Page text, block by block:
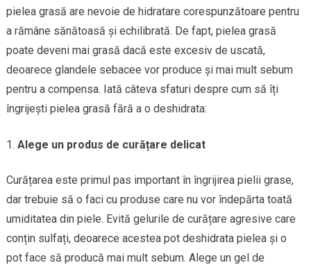
pielea grasă are nevoie de hidratare corespunzătoare pentru
a rămâne sănătoasă și echilibrată. De fapt, pielea grasă
poate deveni mai grasă dacă este excesiv de uscată,
deoarece glandele sebacee vor produce și mai mult sebum
pentru a compensa. Iată câteva sfaturi despre cum să îți
îngrijești pielea grasă fără a o deshidrata:
Alege un produs de curățare delicat
Curățarea este primul pas important în îngrijirea pielii grase,
dar trebuie să o faci cu produse care nu vor îndepărta toată
umiditatea din piele. Evită gelurile de curățare agresive care
conțin sulfați, deoarece acestea pot deshidrata pielea și o
pot face să producă mai mult sebum. Alege un gel de